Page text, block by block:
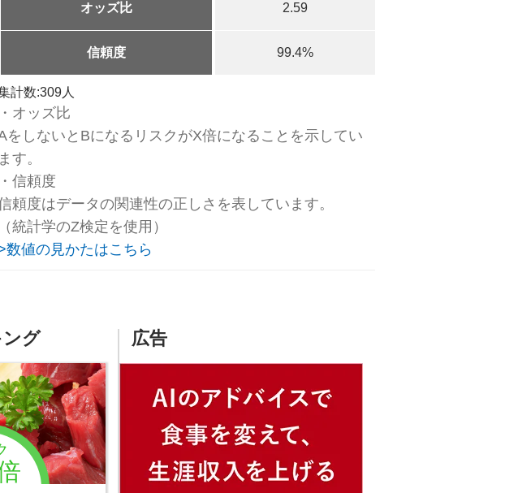
オッズ比 2.59
信頼度 99.4%
計数:309人
・オッズ比
をしないとBになるリスクがX倍になることを示してい
ます。
・信頼度
頼度はデータの関連性の正しさを表しています。
（統計学のZ検定を使用）
数値の見かたはこちら
ング 広告